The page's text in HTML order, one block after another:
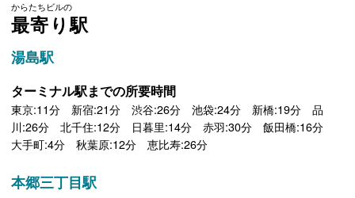
からたちビルの
最寄り駅
湯島駅
ターミナル駅までの所要時間
東京:11分 新宿:21分 渋谷:26分 池袋:24分 新橋:19分 品
川:26分 北千住:12分 日暮里:14分 赤羽:30分 飯田橋:16分
大手町:4分 秋葉原:12分 恵比寿:26分
本郷三丁目駅